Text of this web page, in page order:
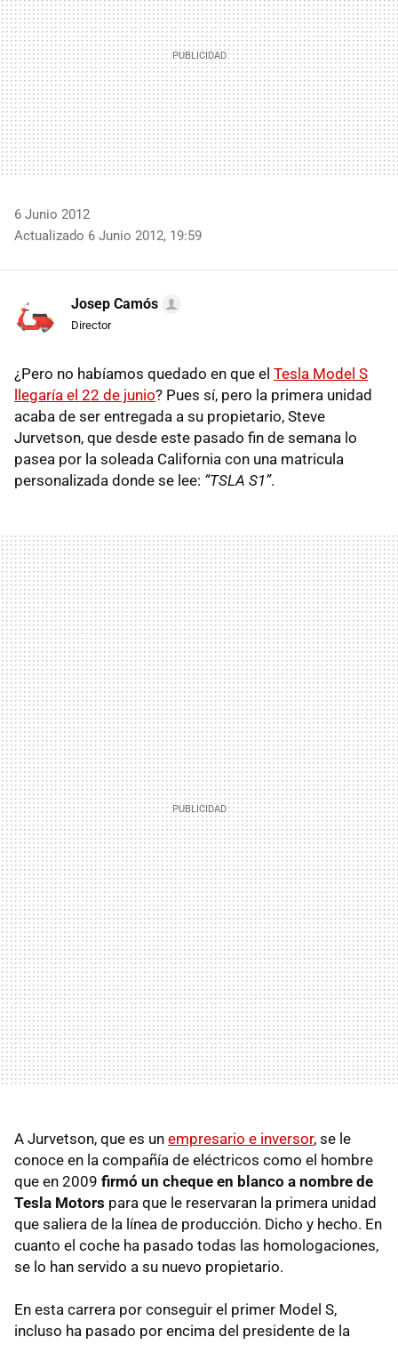
6 Junio 2012
Actualizado 6 Junio 2012, 19:59
Josep Camós
Director
¿Pero no habíamos quedado en que el Tesla Model S
llegaría el 22 de junio? Pues sí, pero la primera unidad
acaba de ser entregada a su propietario, Steve
Jurvetson, que desde este pasado fin de semana lo
pasea por la soleada California con una matricula
personalizada donde se lee: “TSLA S1”.
A Jurvetson, que es un empresario e inversor, se le
conoce en la compañía de eléctricos como el hombre
que en 2009 firmó un cheque en blanco a nombre de
Tesla Motors para que le reservaran la primera unidad
que saliera de la línea de producción. Dicho y hecho. En
cuanto el coche ha pasado todas las homologaciones,
se lo han servido a su nuevo propietario.
En esta carrera por conseguir el primer Model S,
incluso ha pasado por encima del presidente de la